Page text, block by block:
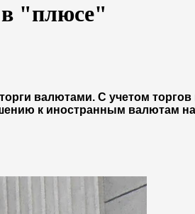
в "плюсе"
валютами. С учетом торгов
к иностранным валютам на